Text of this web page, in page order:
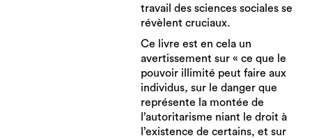
travail des sciences sociales se
révèlent cruciaux.
Ce livre est en cela un
avertissement sur « ce que le
pouvoir illimité peut faire aux
individus, sur le danger que
représente la montée de
l’autoritarisme niant le droit à
l’existence de certains, et sur